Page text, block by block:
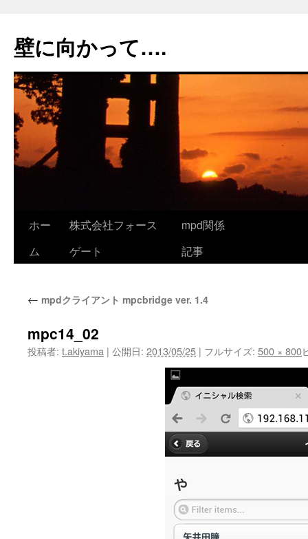
テ
ン
へ
ス
キ
ッ
プ
壁に向かって….
ホー
ム
株式会社フォース
ゲート
mpd関係
記事
← mpdクライアント mpcbridge ver. 1.4
mpc14_02
投稿者: t.akiyama | 公開日: 2013/05/25 | フルサイズ: 500 × 800